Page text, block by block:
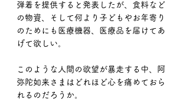
弾着を提供すると発表したが、食料など
の物資、そして何より子どもやお年寄り
のためにも医療機器、医療品を届けてあ
げて欲しい。
このような人間の欲望が暴走する中、阿
弥陀如来さまはどれほど心を痛めておら
れるのだろうか。